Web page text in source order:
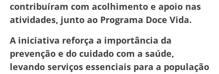
contribuíram com acolhimento e apoio nas
atividades, junto ao Programa Doce Vida.
A iniciativa reforça a importância da
prevenção e do cuidado com a saúde,
levando serviços essenciais para a população